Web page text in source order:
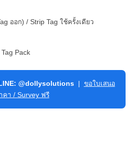
ออก) / Strip Tag ใช้ครั้งเดียว
Pack
@dollysolutions| ขอใบเสนอ
คา / Survey ฟรี